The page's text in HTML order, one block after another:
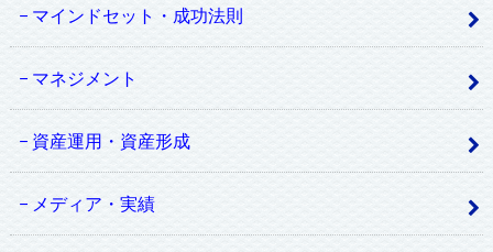
マインドセット・成功法則
マネジメント
資産運用・資産形成
メディア・実績